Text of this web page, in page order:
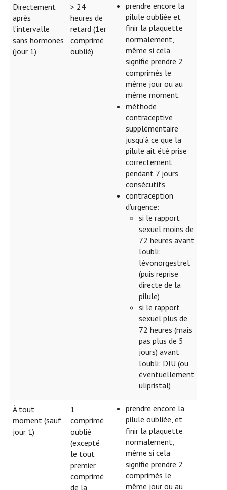
Directement
après
l’intervalle
sans hormones
(jour 1)
> 24
heures de
retard (1er
comprimé
oublié)
prendre encore la
pilule oubliée et
finir la plaquette
normalement,
même si cela
signifie prendre 2
comprimés le
même jour ou au
même moment.
méthode
contraceptive
supplémentaire
jusqu’à ce que la
pilule ait été prise
correctement
pendant 7 jours
consécutifs
contraception
d’urgence:
si le rapport
sexuel moins de
72 heures avant
l’oubli:
lévonorgestrel
(puis reprise
directe de la
pilule)
si le rapport
sexuel plus de
72 heures (mais
pas plus de 5
jours) avant
l’oubli: DIU (ou
éventuellement
ulipristal)
À tout
moment (sauf
jour 1)
1
comprimé
oublié
(excepté
le tout
premier
comprimé
de la
prendre encore la
pilule oubliée, et
finir la plaquette
normalement,
même si cela
signifie prendre 2
comprimés le
même jour ou au